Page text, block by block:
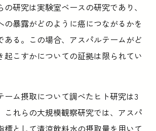
研究は実験室ベースの研究であり、
の暴露がどのように癌につながるかを
ある。この場合、アスパルテームがど
起こすかについての証拠は限られてい
ーム摂取について調べたヒト研究は3
これらの大規模観察研究では、アスパ
標として清涼飲料水の摂取量を用いて